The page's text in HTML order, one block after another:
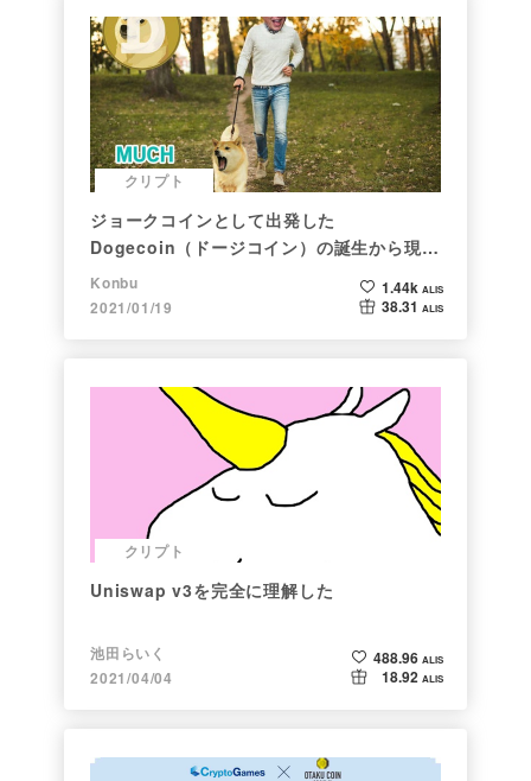
クリプト
ジョークコインとして出発した
Dogecoin（ドージコイン）の誕生から現在
まで。注目される非証券性🐶
Konbu
2021/01/19
1.44k ALIS
38.31 ALIS
クリプト
Uniswap v3を完全に理解した
池田らいく
2021/04/04
488.96 ALIS
18.92 ALIS